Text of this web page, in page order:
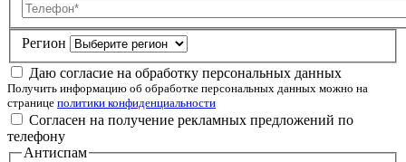
Регион
Даю согласие на обработку персональных данных
Получить информацию об обработке персональных данных можно на
странице политики конфиденциальности
Согласен на получение рекламных предложений по
телефону
Антиспам